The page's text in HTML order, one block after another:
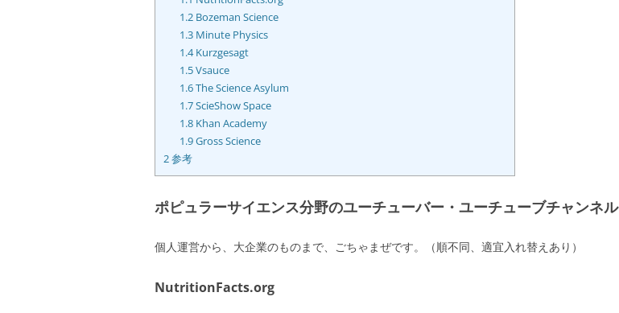
1.2Bozeman Science
1.3Minute Physics
1.4Kurzgesagt
1.5Vsauce
1.6The Science Asylum
1.7ScieShow Space
1.8Khan Academy
1.9Gross Science
2参考
ポピュラーサイエンス分野のユーチューバー・ユーチューブチャンネル
個人運営から、大企業のものまで、ごちゃまぜです。（順不同、適宜入れ替えあり）
NutritionFacts.org